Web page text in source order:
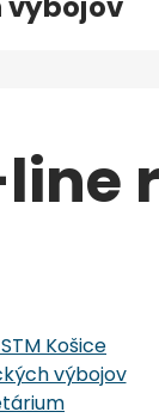
Košice
výbojov